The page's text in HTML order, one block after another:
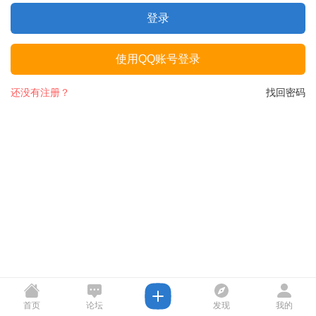
登录
使用QQ账号登录
找回密码
还没有注册？
首页 论坛 发现 我的